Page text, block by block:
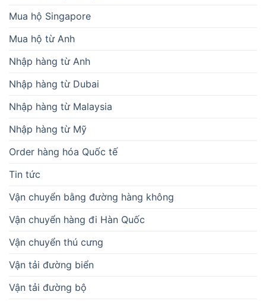
Mua hộ Singapore
Mua hộ từ Anh
Nhập hàng từ Anh
Nhập hàng từ Dubai
Nhập hàng từ Malaysia
Nhập hàng từ Mỹ
Order hàng hóa Quốc tế
Tin tức
Vận chuyển bằng đường hàng không
Vận chuyển hàng đi Hàn Quốc
Vận chuyển thú cưng
Vận tải đường biển
Vận tải đường bộ